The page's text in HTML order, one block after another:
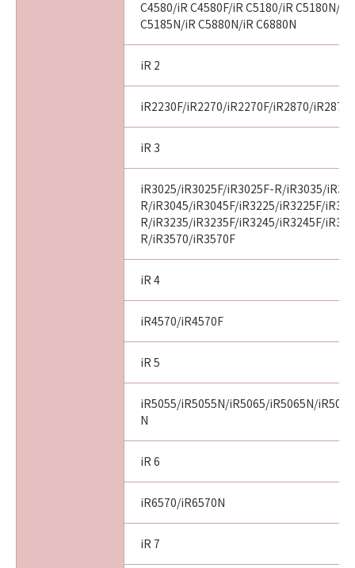
C4580/iR C4580F/iR C5180/iR C5180N/iR
C5185N/iR C5880N/iR C6880N
iR 2
iR2230F/iR2270/iR2270F/iR2870/iR2870F
iR 3
iR3025/iR3025F/iR3025F-R/iR3035/
R/iR3045/iR3045F/iR3225/iR3225F/
R/iR3235/iR3235F/iR3245/iR3245F/
R/iR3570/iR3570F
iR 4
iR4570/iR4570F
iR 5
iR5055/iR5055N/iR5065/iR5065N/
N
iR 6
iR6570/iR6570N
iR 7